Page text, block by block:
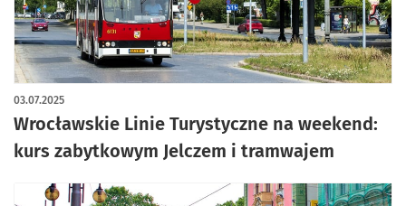
Wrocławskie Linie Turystyczne na weekend:
kurs zabytkowym Jelczem i tramwajem
03.07.2025